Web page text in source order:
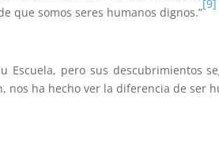
que somos seres humanos dignos.”
[9]
pero sus descubrimientos
nos ha hecho ver la diferencia de ser